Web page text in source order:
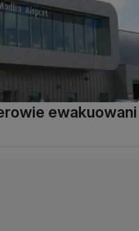
ewakuowani